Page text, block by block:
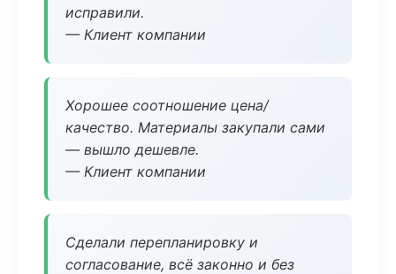
исправили.
— Клиент компании
Хорошее соотношение цена/
качество. Материалы закупали сами
— вышло дешевле.
— Клиент компании
Сделали перепланировку и
согласование, всё законно и без